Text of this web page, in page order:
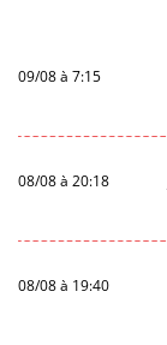
09/08 à 7:15
08/08 à 20:18
08/08 à 19:40